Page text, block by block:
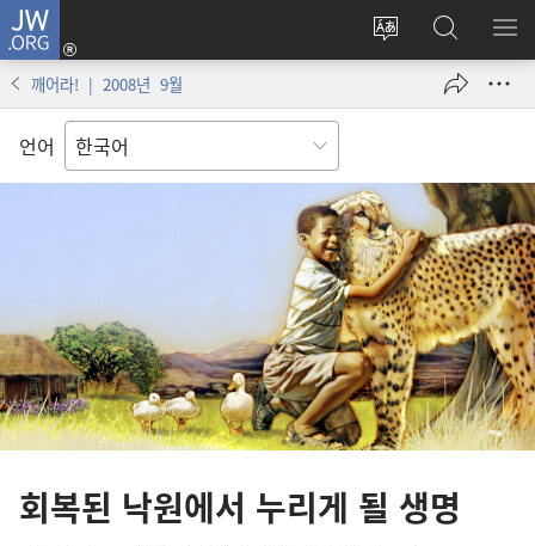
JW.ORG
사이트
변경
로그인
(새로운
열기)
JW.ORG
검색
메
깨어라! | 2008년 9월
언어
회복된 낙원에서 누리게 될 생명